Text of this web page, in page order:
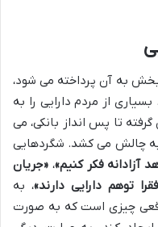
به آن پرداخته می شود،
از مردم دارایی را به
تا پس انداز بانکی، می
به چالش می کشد. شگردهایی
آزادانه فکر کنیم»، «جریان
توهم دارایی دارند»، به
چیزی است که به صورت